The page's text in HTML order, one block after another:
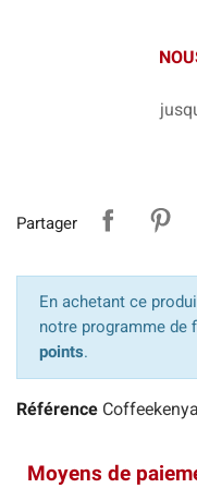
Partager
En achetant ce
notre programme de
points.
Référence
Moyens de